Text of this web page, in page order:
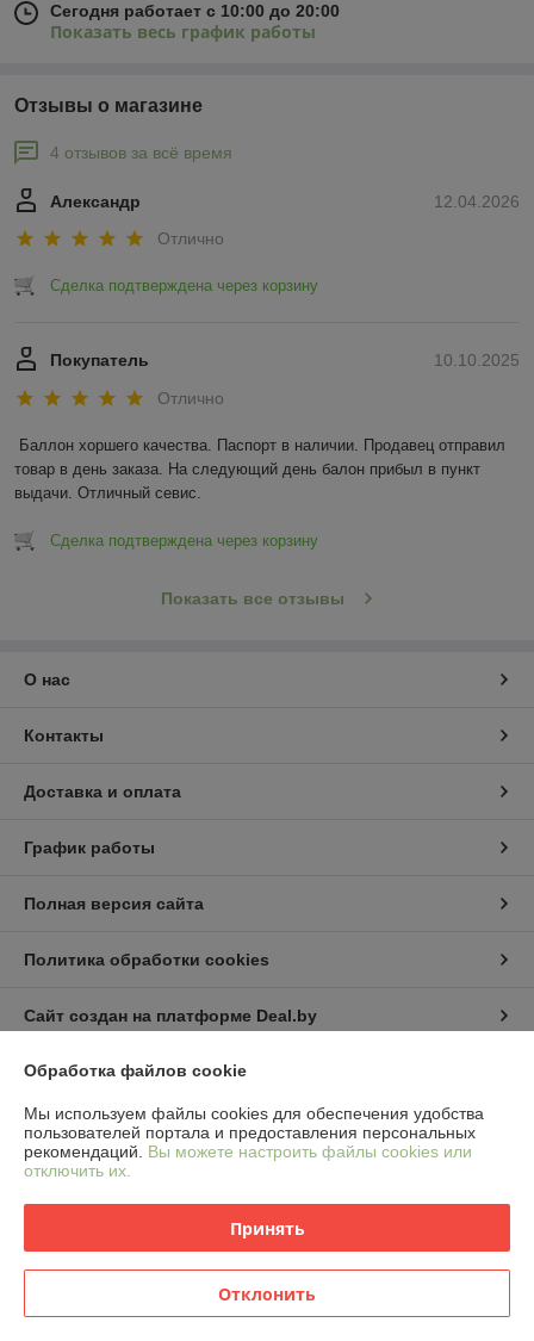
Сегодня работает с 10:00 до 20:00
Показать весь график работы
Отзывы о магазине
4 отзывов за всё время
12.04.2026
Александр
Отлично
Сделка подтверждена через корзину
10.10.2025
Покупатель
Отлично
Баллон хоршего качества. Паспорт в наличии. Продавец отправил
товар в день заказа. На следующий день балон прибыл в пункт
выдачи. Отличный севис.
Сделка подтверждена через корзину
Показать все отзывы
О нас
Контакты
Доставка и оплата
График работы
Полная версия сайта
Политика обработки cookies
Сайт создан на платформе Deal.by
Индивидуальный предприниматель:Индивидуальный Предприматель
Колонович Сергей Алексеевич
Гродненская обл., Новогрудский р-н, г. Новогрудок, ул.Тельмана. 14
Регистрационный орган: Новогрудский райисполком
Дата регистрации компании: 23.06.2026
Обработка файлов cookie
Мы используем файлы cookies для обеспечения удобства
пользователей портала и предоставления персональных
рекомендаций. Вы можете настроить файлы cookies или
отключить их.
Принять
Отклонить